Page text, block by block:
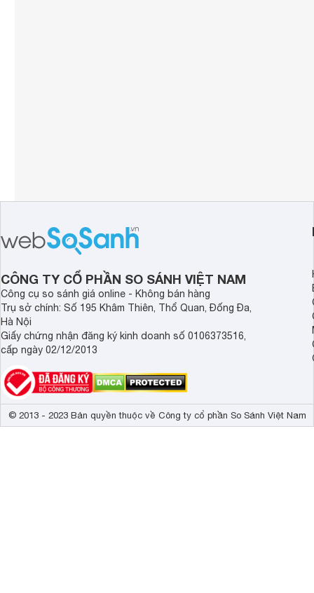
CÔNG TY CỔ PHẦN SO SÁNH VIỆT NAM
Công cụ so sánh giá online - Không bán hàng
Trụ sở chính: Số 195 Khâm Thiên, Thổ Quan, Đống Đa,
Hà Nội
Giấy chứng nhận đăng ký kinh doanh số 0106373516,
cấp ngày 02/12/2013
© 2013 - 2023 Bản quyền thuộc về Công ty cổ phần So Sánh Việt Nam